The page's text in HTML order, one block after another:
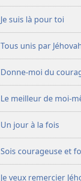
Je suis là pour toi
Tous unis par
Donne-​moi du
Le meilleur de moi-​
Un jour à la fois
Sois courageuse et
Je veux remercier